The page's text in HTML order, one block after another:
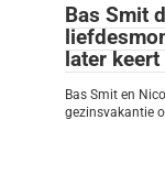
Bas Smit
later
Bas Smit en
gezinsvakantie